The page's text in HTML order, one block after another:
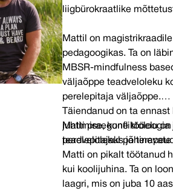
liigbürokraatlike
Mattil on
pedagoogikas. Ta on
MBSR-mindfulness
väljaõppe teadveloleku
perelepitaja väljaõppe.
Täiendanud on ta
juhtimise, konfliktoloogia
teadvelolekul põhinevate
Matti praegune tööelu
perelepitajaks ja
Matti on pikalt töötanud
kui koolijuhina. Ta on
laagri, mis on juba 10